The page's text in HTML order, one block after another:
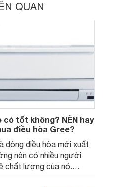
QUAN
có tốt không? NÊN hay
điều hòa Gree?
dòng điều hòa mới xuất
nên có nhiều người
chất lượng của nó.
Websosanh sẽ giải đáp